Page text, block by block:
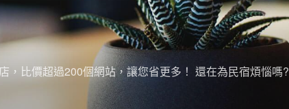
，比價超過200個網站，讓您省更多！ 還在為民宿煩惱嗎?